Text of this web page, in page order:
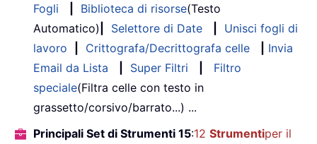
Fogli
Biblioteca di risorse(Testo
Automatico)
Selettore di Date
Unisci fogli di
lavoro
Crittografa/Decrittografa celle
Invia
Email da Lista
Super Filtri
Filtro
speciale(Filtra celle con testo in
grassetto/corsivo/barrato...) ...
Principali Set di Strumenti 15:12 Strumentiper il